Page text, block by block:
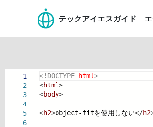
テックアイエスガイド エ
1
2
3
4
5
6
<!DOCTYPE html>
<html>
<body>
<h2>object-fitを使用しない</h2